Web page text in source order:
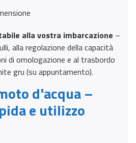
alla vostra imbarcazione –
alla regolazione della capacità
di omologazione e al trasbordo
gru (su appuntamento).
d'acqua –
e utilizzo